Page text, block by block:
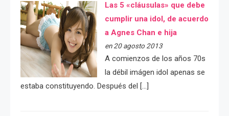
Las 5 «cláusulas» que debe
cumplir una idol, de acuerdo
a Agnes Chan e hija
en 20 agosto 2013
A comienzos de los años 70s
la débil imágen idol apenas se
estaba constituyendo. Después del […]